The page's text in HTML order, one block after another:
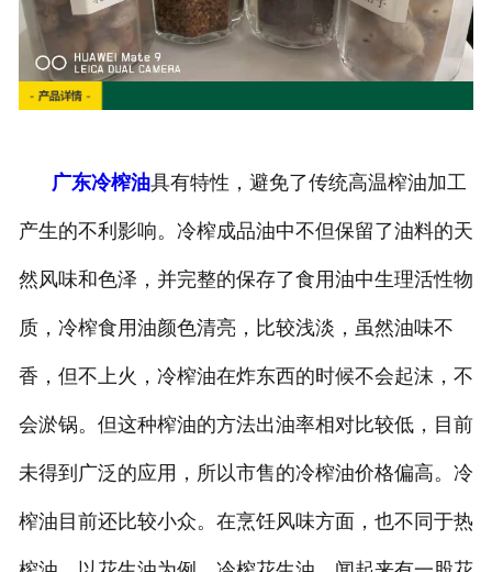
广东冷榨油具有特性，避免了传统高温榨油加工
产生的不利影响。冷榨成品油中不但保留了油料的天
然风味和色泽，并完整的保存了食用油中生理活性物
质，冷榨食用油颜色清亮，比较浅淡，虽然油味不
香，但不上火，冷榨油在炸东西的时候不会起沫，不
会淤锅。但这种榨油的方法出油率相对比较低，目前
未得到广泛的应用，所以市售的冷榨油价格偏高。冷
榨油目前还比较小众。在烹饪风味方面，也不同于热